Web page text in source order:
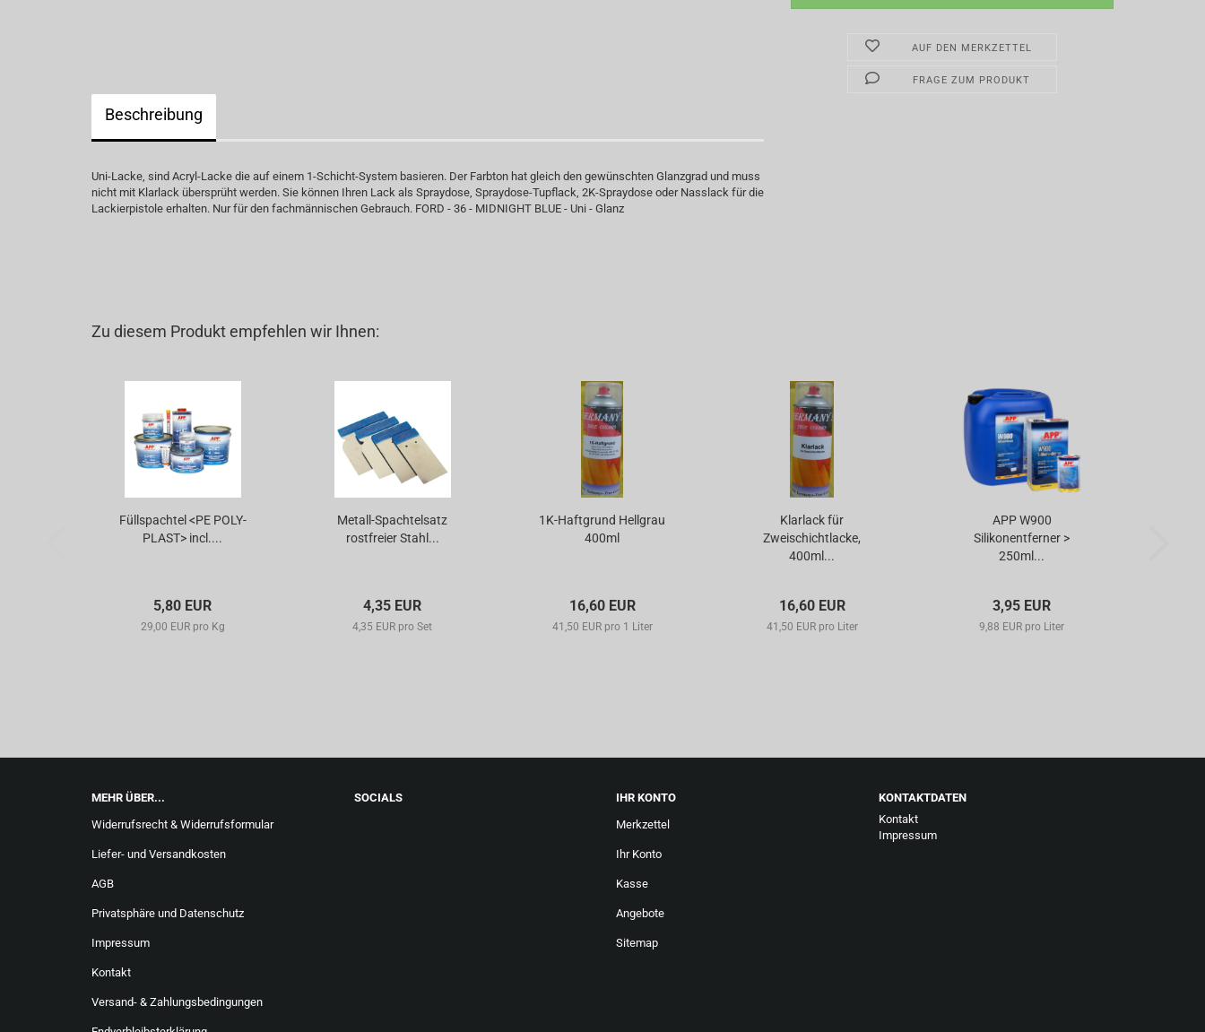
AUF DEN MERKZETTEL
FRAGE ZUM PRODUKT
Beschreibung
Uni-Lacke, sind Acryl-Lacke die auf einem 1-Schicht-System basieren. Der Farbton hat gleich den gewünschten Glanzgrad und muss
nicht mit Klarlack übersprüht werden. Sie können Ihren Lack als Spraydose, Spraydose-Tupflack, 2K-Spraydose oder Nasslack für die
Lackierpistole erhalten. Nur für den fachmännischen Gebrauch. FORD - 36 - MIDNIGHT BLUE - Uni - Glanz
Zu diesem Produkt empfehlen wir Ihnen:
Füllspachtel <PE POLY-
PLAST> incl....
5,80 EUR
29,00 EUR pro Kg
Metall-Spachtelsatz
rostfreier Stahl...
4,35 EUR
4,35 EUR pro Set
1K-Haftgrund Hellgrau
400ml
16,60 EUR
41,50 EUR pro 1 Liter
Klarlack für
Zweischichtlacke,
400ml...
16,60 EUR
41,50 EUR pro Liter
APP W900
Silikonentferner >
250ml...
3,95 EUR
9,88 EUR pro Liter
MEHR ÜBER...
Widerrufsrecht & Widerrufsformular
Liefer- und Versandkosten
AGB
Privatsphäre und Datenschutz
Impressum
Kontakt
Versand- & Zahlungsbedingungen
SOCIALS
IHR KONTO
Merkzettel
Ihr Konto
Kasse
Angebote
Sitemap
KONTAKTDATEN
Kontakt
Impressum